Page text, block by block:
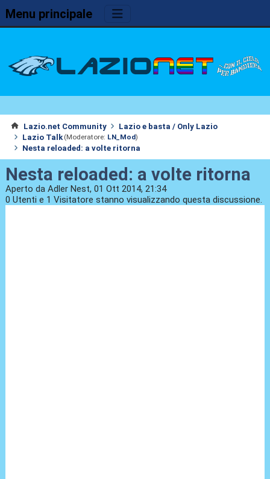
Menu principale
Lazio.net Community
Lazio e basta / Only Lazio
Lazio Talk (Moderatore: LN_Mod)
Nesta reloaded: a volte ritorna
Nesta reloaded: a volte ritorna
Aperto da Adler Nest, 01 Ott 2014, 21:34
0 Utenti e 1 Visitatore stanno visualizzando questa discussione.